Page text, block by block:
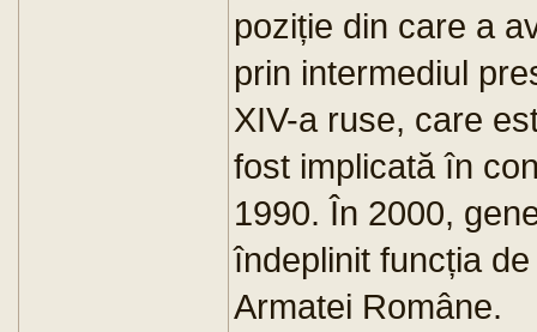
poziție din care a
prin intermediul
XIV-a ruse, care
fost implicată în
1990. În 2000,
îndeplinit funcția
Armatei Române.